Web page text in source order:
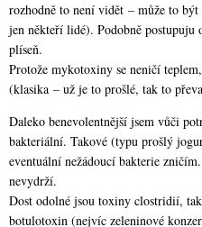
rozhodně to není vidět – může to
jen někteří lidé). Podobně
plíseň.
Protože mykotoxiny se neničí
(klasika – už je to prošlé, tak to
Daleko benevolentnější jsem vůči
bakteriální. Takové (typu prošlý
eventuální nežádoucí bakterie
nevydrží.
Dost odolné jsou toxiny clostridií,
botulotoxin (nejvíc zeleninové